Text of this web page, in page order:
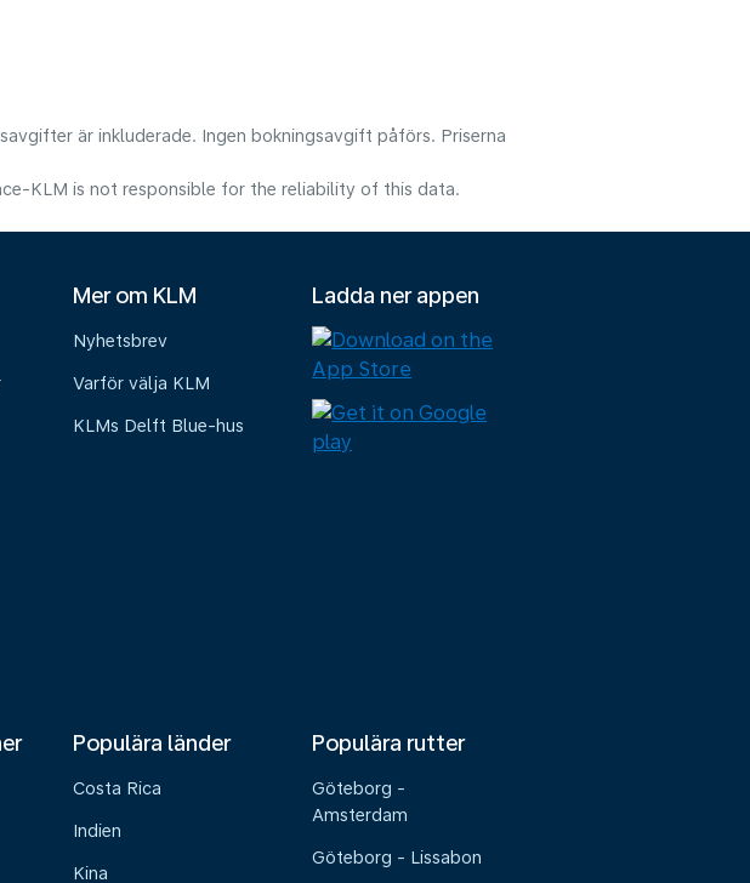
är inkluderade. Ingen bokningsavgift påförs. Priserna
KLM is not responsible for the reliability of this data.
Mer om KLM
Nyhetsbrev
Varför välja KLM
KLMs Delft Blue-hus
Ladda ner appen
Populära länder
Costa Rica
Indien
Kina
Populära rutter
Göteborg -
Amsterdam
Göteborg - Lissabon